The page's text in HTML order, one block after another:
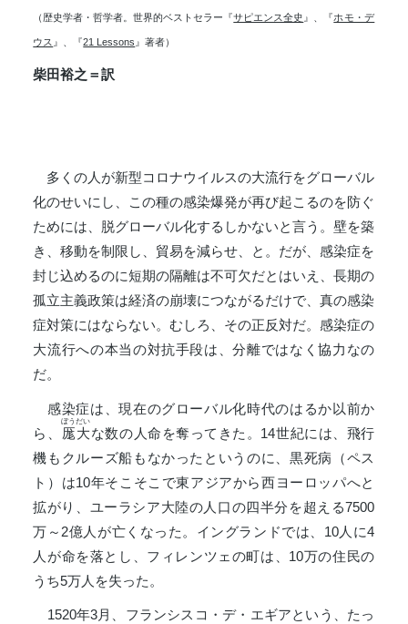
（歴史学者・哲学者。世界的ベストセラー『サピエンス全史 』、『ホモ・デ
ウス 』、『21 Lessons 』著者）
柴田裕之＝訳
多くの人が新型コロナウイルスの大流行をグローバル
化のせいにし、この種の感染爆発が再び起こるのを防ぐ
ためには、脱グローバル化するしかないと言う。壁を築
き、移動を制限し、貿易を減らせ、と。だが、感染症を
封じ込めるのに短期の隔離は不可欠だとはいえ、長期の
孤立主義政策は経済の崩壊につながるだけで、真の感染
症対策にはならない。むしろ、その正反対だ。感染症の
大流行への本当の対抗手段は、分離ではなく協力なの
だ。
感染症は、現在のグローバル化時代のはるか以前か
ら、 厖大
ぼうだい
な数の人命を奪ってきた。14世紀には、飛行
機もクルーズ船もなかったというのに、黒死病（ペス
ト）は10年そこそこで東アジアから西ヨーロッパへと
拡がり、ユーラシア大陸の人口の四半分を超える7500
万～2億人が亡くなった。イングランドでは、10人に4
人が命を落とし、フィレンツェの町は、10万の住民の
うち5万人を失った。
1520年3月、フランシスコ・デ・エギアという、たっ